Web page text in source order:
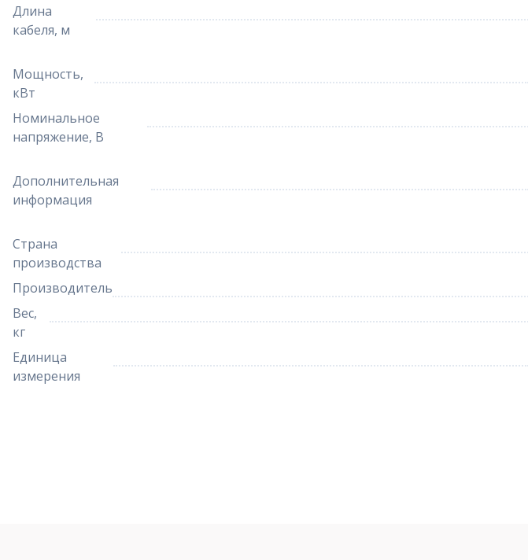
Длина
кабеля, м
Мощность,
кВт
Номинальное
напряжение, В
Дополнительная
информация
Страна
производства
Производитель
Вес,
кг
Единица
измерения